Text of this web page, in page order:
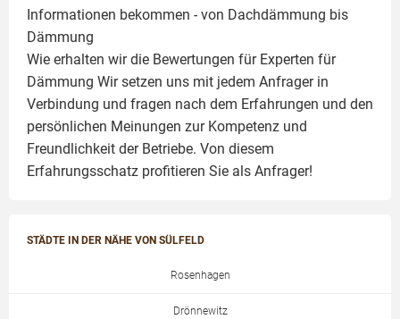
Informationen bekommen - von Dachdämmung bis
Dämmung
Wie erhalten wir die Bewertungen für Experten für
Dämmung Wir setzen uns mit jedem Anfrager in
Verbindung und fragen nach dem Erfahrungen und den
persönlichen Meinungen zur Kompetenz und
Freundlichkeit der Betriebe. Von diesem
Erfahrungsschatz profitieren Sie als Anfrager!
STÄDTE IN DER NÄHE VON SÜLFELD
Rosenhagen
Drönnewitz